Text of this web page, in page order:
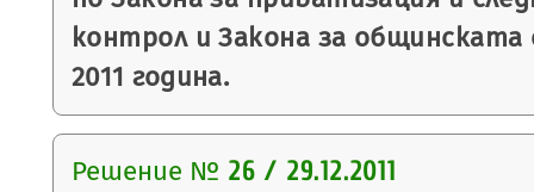
контрол и Закона за
2011 година.
Решение № 26 / 29.12.2011